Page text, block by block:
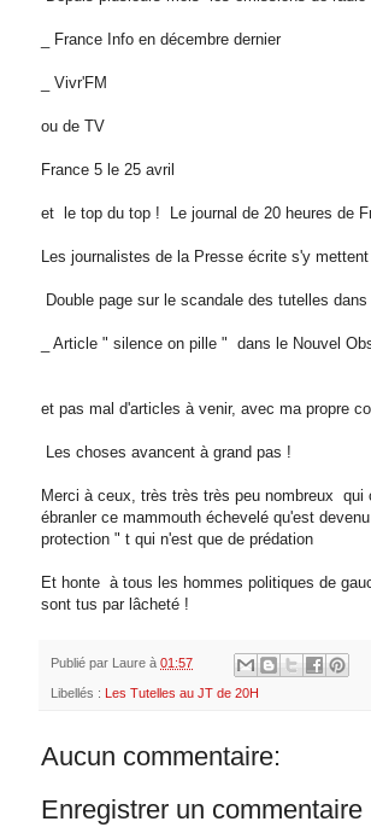
_ France Info en décembre dernier
_ Vivr'FM
ou de TV
France 5 le 25 avril
et le top du top ! Le journal de 20 heures de
Les journalistes de la Presse écrite s'y
Double page sur le scandale des tutelles
_ Article " silence on pille " dans le Nouvel
et pas mal d'articles à venir, avec ma propre
Les choses avancent à grand pas !
Merci à ceux, très très très peu nombreux
ébranler ce mammouth échevelé qu'est
protection " t qui n'est que de prédation
Et honte à tous les hommes politiques de
sont tus par lâcheté !
Publié par Laure à 01:57
Libellés : Les Tutelles au JT de 20H
Aucun commentaire:
Enregistrer un commentaire